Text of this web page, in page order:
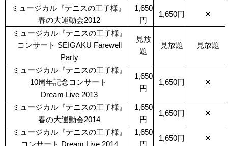
ミュージカル『テニスの王子様』
春の大運動会2012
1,650
円
1,650円 ✕
ミュージカル『テニスの王子様』
コンサート SEIGAKU Farewell
Party
見放
題
見放題 見放題
ミュージカル『テニスの王子様』
10周年記念コンサート
Dream Live 2013
1,650
円
1,650円 ✕
ミュージカル『テニスの王子様』
春の大運動会2014
1,650
円
1,650円 ✕
ミュージカル『テニスの王子様』
コンサート Dream Live 2014
1,650
円
1,650円 ✕